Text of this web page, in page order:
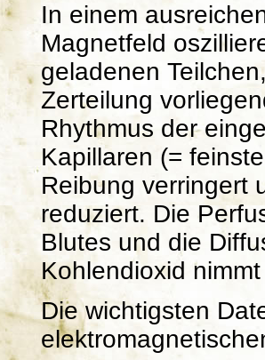
In einem
Magnetfeld
geladenen
Zerteilung
Rhythmus der
Kapillaren (=
Reibung verringert
reduziert. Die
Blutes und die
Kohlendioxid
Die wichtigsten